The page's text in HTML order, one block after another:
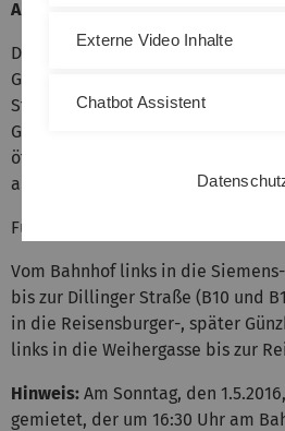
Anreise mit der Bahn
Der nächste Anreisebahnhof zum
Günzburg. Die Bahnstation
Stuttgart - Ulm - Augsburg -
Günzburg zur Reisensburg
öffentlichen Verkehrsmittel. Aus
am Bahnhof ein Taxi nehmen.
Fußweg:
Vom Bahnhof links in die
bis zur Dillinger Straße (B10 und
in die Reisensburger-, später
links in die Weihergasse bis zur
Hinweis: Am Sonntag, den
gemietet, der um 16:30 Uhr am
Externe Video Inhalte
Chatbot Assistent